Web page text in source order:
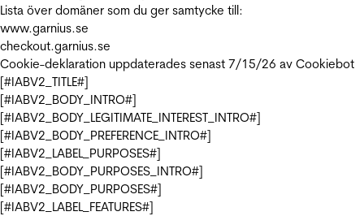
Lista över domäner som du ger samtycke till:
www.garnius.se
checkout.garnius.se
Cookie-deklaration uppdaterades senast 7/15/26 av Cookiebot
[#IABV2_TITLE#]
[#IABV2_BODY_INTRO#]
[#IABV2_BODY_LEGITIMATE_INTEREST_INTRO#]
[#IABV2_BODY_PREFERENCE_INTRO#]
[#IABV2_LABEL_PURPOSES#]
[#IABV2_BODY_PURPOSES_INTRO#]
[#IABV2_BODY_PURPOSES#]
[#IABV2_LABEL_FEATURES#]